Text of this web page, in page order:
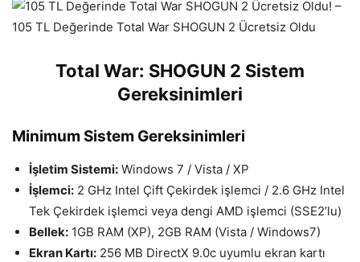
Total War: SHOGUN 2 Sistem
Gereksinimleri
Minimum Sistem Gereksinimleri
İşletim Sistemi: Windows 7 / Vista / XP
İşlemci: 2 GHz Intel Çift Çekirdek işlemci / 2.6 GHz Intel
Tek Çekirdek işlemci veya dengi AMD işlemci (SSE2’lu)
Bellek: 1GB RAM (XP), 2GB RAM (Vista / Windows7)
Ekran Kartı: 256 MB DirectX 9.0c uyumlu ekran kartı